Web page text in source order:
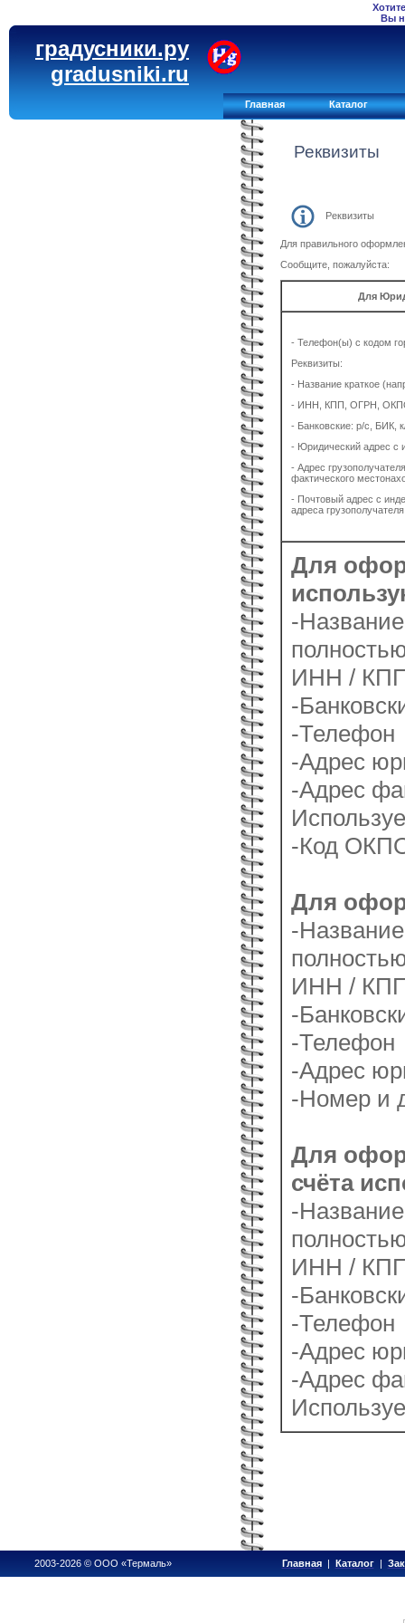
Вы
градусники.ру
gradusniki.ru
Главная Каталог
Реквизиты
Реквизиты
Для правильного
Сообщите, пожалуйста:
Для
- Телефон(ы) с кодом
Реквизиты:
- Название краткое
- ИНН, КПП, ОГРН,
- Банковские: р/с, БИК,
- Юридический адрес с
- Адрес
фактического
- Почтовый адрес с
адреса
Для
-
ИНН /
-
-Телефон
-Адрес
-Адрес
-Код
Для
-
ИНН /
-
-Телефон
-Адрес
-Номер и
Для
счёта
-
ИНН /
-
-Телефон
-Адрес
-Адрес
2003-2026 © ООО «Термаль» Главная | Каталог |